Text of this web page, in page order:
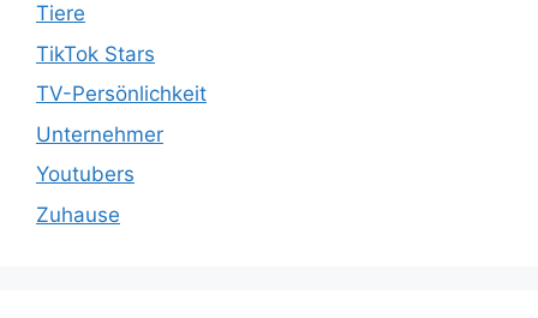
Tiere
TikTok Stars
TV-Persönlichkeit
Unternehmer
Youtubers
Zuhause